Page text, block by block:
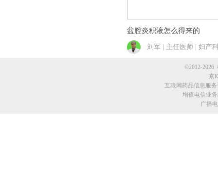
盆腔炎积液怎么得来的
刘军 | 主任医师 | 妇产
©2012-2026
京
互联网药品信息服
增值电信业
广播